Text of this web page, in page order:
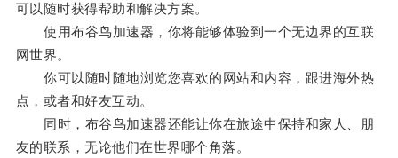
可以随时获得帮助和解决方案。
使用布谷鸟加速器，你将能够体验到一个无边界的互联
网世界。
你可以随时随地浏览您喜欢的网站和内容，跟进海外热
点，或者和好友互动。
同时，布谷鸟加速器还能让你在旅途中保持和家人、朋
友的联系，无论他们在世界哪个角落。